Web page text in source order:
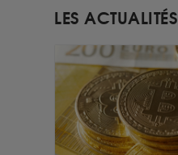
LES ACTUALITÉS